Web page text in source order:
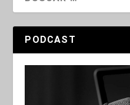
PODCAST